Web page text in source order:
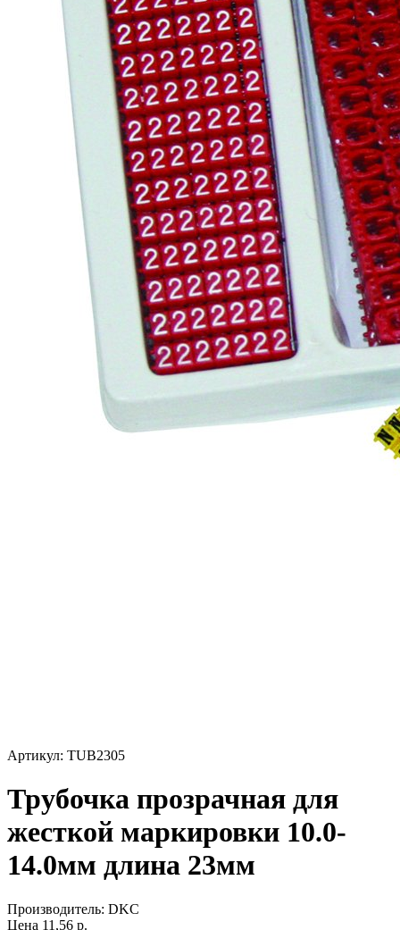
Артикул: TUB2305
Трубочка прозрачная для
жесткой маркировки 10.0-
14.0мм длина 23мм
Производитель: DKC
Цена 11,56 р.